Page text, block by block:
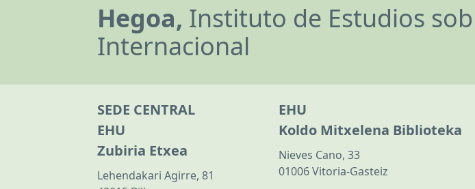
Hegoa, Instituto de Estudios
Internacional
SEDE CENTRAL
EHU
Zubiria Etxea
Lehendakari Agirre, 81
EHU
Koldo Mitxelena Biblioteka
Nieves Cano, 33
01006 Vitoria-Gasteiz